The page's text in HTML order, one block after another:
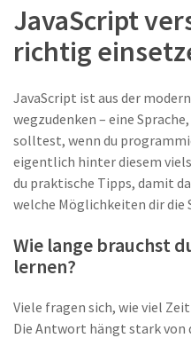
JavaScript
richtig
JavaScript ist aus der
wegzudenken – eine
solltest, wenn du
eigentlich hinter diesem
du praktische Tipps, damit
welche Möglichkeiten dir die
Wie lange brauchst
lernen?
Viele fragen sich, wie viel
Die Antwort hängt stark von